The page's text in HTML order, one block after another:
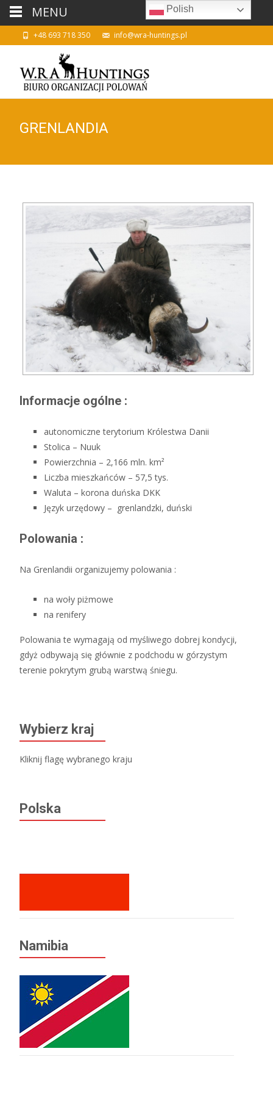
+48 693 718 350 info@wra-huntings.pl
GRENLANDIA
Informacje ogólne :
autonomiczne terytorium Królestwa Danii
Stolica – Nuuk
Powierzchnia – 2,166 mln. km²
Liczba mieszkańców – 57,5 tys.
Waluta – korona duńska DKK
Język urzędowy – grenlandzki, duński
Polowania :
Na Grenlandii organizujemy polowania :
na woły piżmowe
na renifery
Polowania te wymagają od myśliwego dobrej kondycji,
gdyż odbywają się głównie z podchodu w górzystym
terenie pokrytym grubą warstwą śniegu.
Wybierz kraj
Kliknij flagę wybranego kraju
Polska
Namibia
Polish
MENU